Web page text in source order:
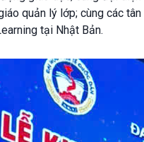
quản lý lớp; cùng các tân
tại Nhật Bản.